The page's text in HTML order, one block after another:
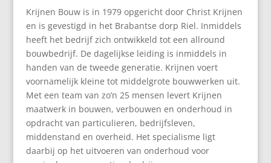
Krijnen Bouw is in 1979 opgericht door Christ Krijnen
en is gevestigd in het Brabantse dorp Riel. Inmiddels
heeft het bedrijf zich ontwikkeld tot een allround
bouwbedrijf. De dagelijkse leiding is inmiddels in
handen van de tweede generatie. Krijnen voert
voornamelijk kleine tot middelgrote bouwwerken uit.
Met een team van zo’n 25 mensen levert Krijnen
maatwerk in bouwen, verbouwen en onderhoud in
opdracht van particulieren, bedrijfsleven,
middenstand en overheid. Het specialisme ligt
daarbij op het uitvoeren van onderhoud voor